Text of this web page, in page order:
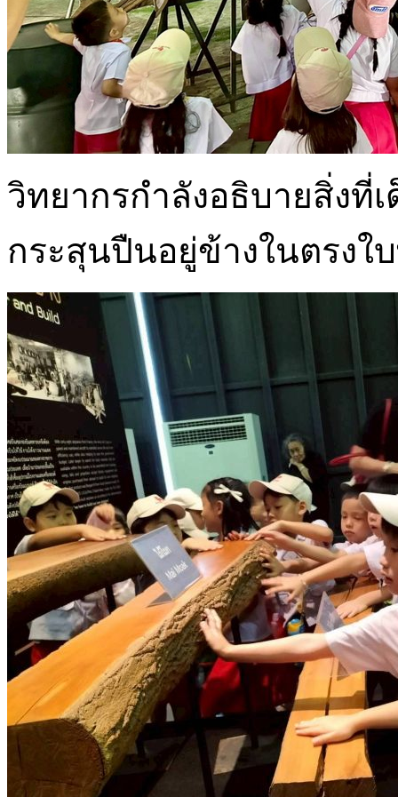
วิทยากรกำลังอธิบายสิ่งที่
กระสุนปืนอยู่ข้างในตรงใ